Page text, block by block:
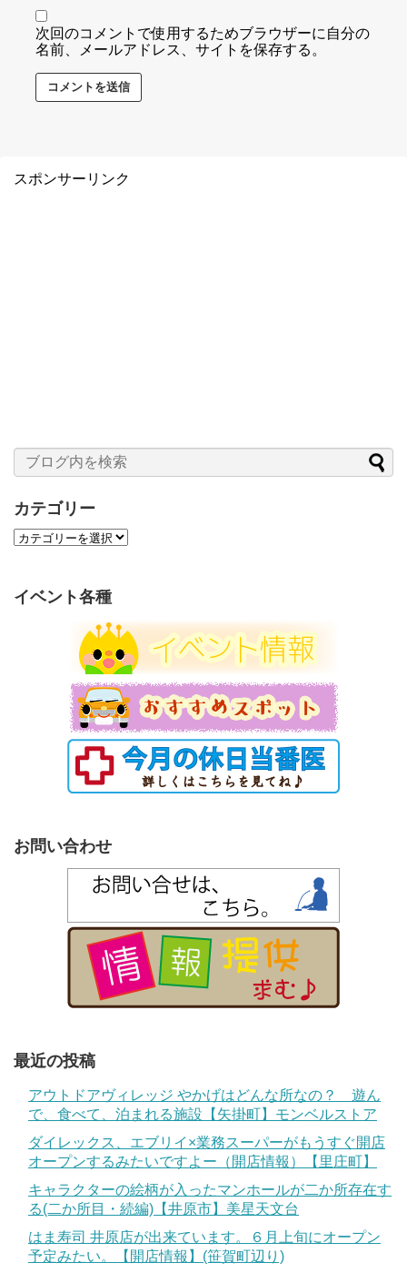
次回のコメントで使用するためブラウザーに自分の
名前、メールアドレス、サイトを保存する。
スポンサーリンク
カテゴリー
カ
リ
イベント各種
お問い合わせ
最近の投稿
アウトドアヴィレッジ やかげはどんな所なの？ 遊ん
で、食べて、泊まれる施設【矢掛町】モンベルストア
ダイレックス、エブリイ×業務スーパーがもうすぐ開店
オープンするみたいですよー（開店情報）【里庄町】
キャラクターの絵柄が入ったマンホールが二か所存在す
る(二か所目・続編)【井原市】美星天文台
はま寿司 井原店が出来ています。６月上旬にオープン
予定みたい。【開店情報】(笹賀町辺り)